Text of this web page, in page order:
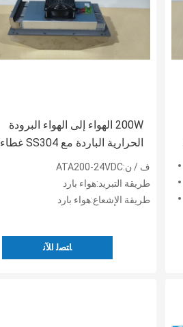
200W الهواء إلى الهواء البرودة
الحرارية الباردة مع SS304 غطاء
وIP56 التطبيق المروحة الساخنة
الحجرات الخارجية
ف / ن:ATA200-24VDC
طريقة التبريد:هواء بارد
طريقة الإشعاع:هواء بارد
ﺎﺘﺼﻟ ﺍﻶﻧ